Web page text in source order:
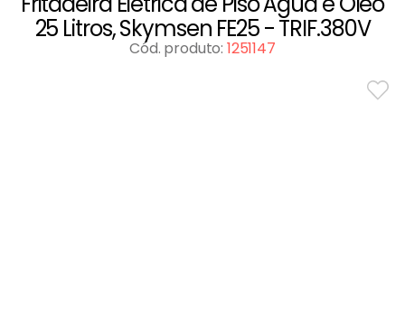
25 Litros, Skymsen FE25 - TRIF.380V
Cód. produto: 1251147
2º Geladeira
3º Balança